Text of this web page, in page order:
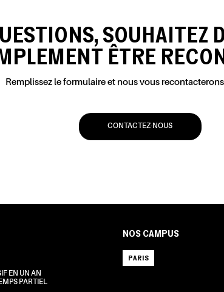
SOUHAITEZ
ÊTRE
Remplissez le formulaire et nous vous
CONTACTEZ-NOUS
EN UN AN
PARTIEL
NOS CAMPUS
PARIS